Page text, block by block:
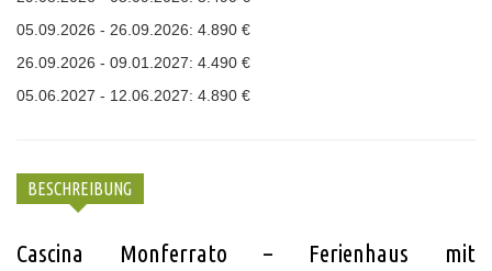
05.09.2026 - 26.09.2026: 4.890 €
26.09.2026 - 09.01.2027: 4.490 €
05.06.2027 - 12.06.2027: 4.890 €
BESCHREIBUNG
Cascina Monferrato – Ferienhaus mit